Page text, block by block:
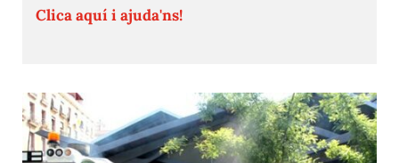
Clica aquí i ajuda'ns!